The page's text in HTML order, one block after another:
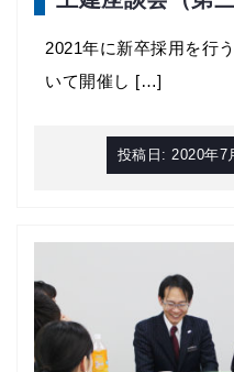
2021年に新卒採用を行
いて開催し […]
投稿日:2020年7